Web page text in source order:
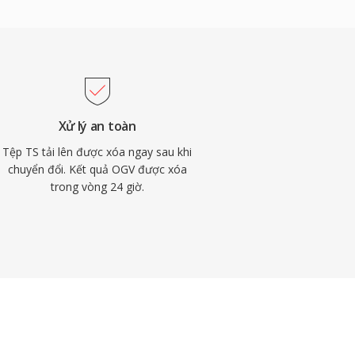
Xử lý an toàn
Tệp TS tải lên được xóa ngay sau khi
chuyển đổi. Kết quả OGV được xóa
trong vòng 24 giờ.